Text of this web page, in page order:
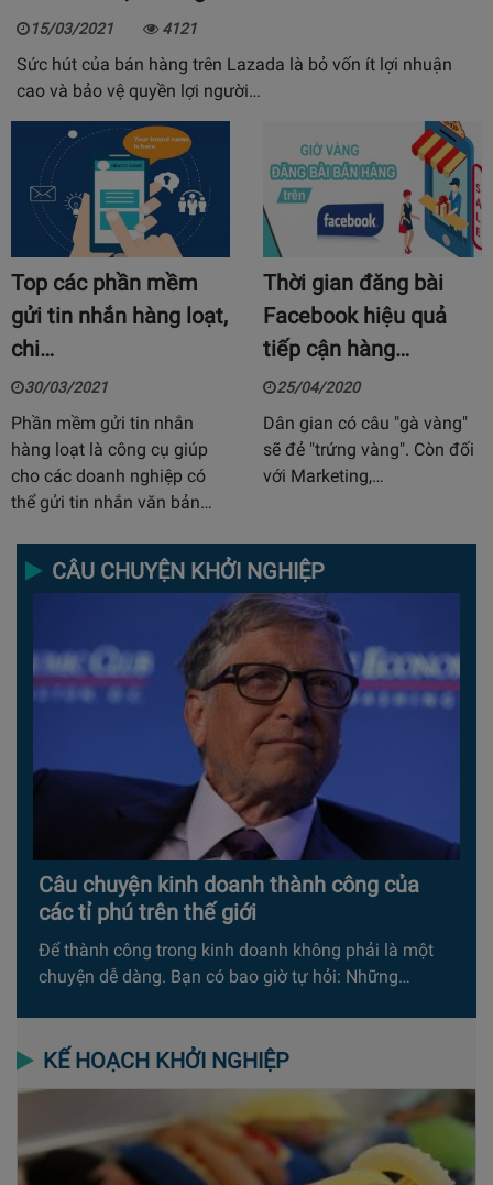
15/03/2021 4121
Sức hút của bán hàng trên Lazada là bỏ vốn ít lợi nhuận
cao và bảo vệ quyền lợi người…
Top các phần mềm
gửi tin nhắn hàng loạt,
chi…
30/03/2021
Phần mềm gửi tin nhắn
hàng loạt là công cụ giúp
cho các doanh nghiệp có
thể gửi tin nhắn văn bản…
Thời gian đăng bài
Facebook hiệu quả
tiếp cận hàng…
25/04/2020
Dân gian có câu "gà vàng"
sẽ đẻ "trứng vàng". Còn đối
với Marketing,…
CÂU CHUYỆN KHỞI NGHIỆP
Câu chuyện kinh doanh thành công của
các tỉ phú trên thế giới
Để thành công trong kinh doanh không phải là một
chuyện dễ dàng. Bạn có bao giờ tự hỏi: Những…
KẾ HOẠCH KHỞI NGHIỆP